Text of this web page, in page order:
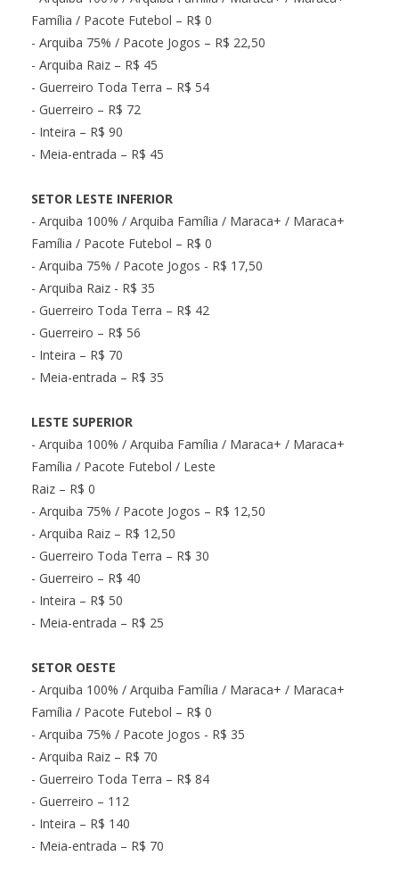
Família / Pacote Futebol – R$ 0
- Arquiba 75% / Pacote Jogos – R$ 22,50
- Arquiba Raiz – R$ 45
- Guerreiro Toda Terra – R$ 54
- Guerreiro – R$ 72
- Inteira – R$ 90
- Meia-entrada – R$ 45
SETOR LESTE INFERIOR
- Arquiba 100% / Arquiba Família / Maraca+ / Maraca+
Família / Pacote Futebol – R$ 0
- Arquiba 75% / Pacote Jogos - R$ 17,50
- Arquiba Raiz - R$ 35
- Guerreiro Toda Terra – R$ 42
- Guerreiro – R$ 56
- Inteira – R$ 70
- Meia-entrada – R$ 35
LESTE SUPERIOR
- Arquiba 100% / Arquiba Família / Maraca+ / Maraca+
Família / Pacote Futebol / Leste
Raiz – R$ 0
- Arquiba 75% / Pacote Jogos – R$ 12,50
- Arquiba Raiz – R$ 12,50
- Guerreiro Toda Terra – R$ 30
- Guerreiro – R$ 40
- Inteira – R$ 50
- Meia-entrada – R$ 25
SETOR OESTE
- Arquiba 100% / Arquiba Família / Maraca+ / Maraca+
Família / Pacote Futebol – R$ 0
- Arquiba 75% / Pacote Jogos - R$ 35
- Arquiba Raiz – R$ 70
- Guerreiro Toda Terra – R$ 84
- Guerreiro – 112
- Inteira – R$ 140
- Meia-entrada – R$ 70